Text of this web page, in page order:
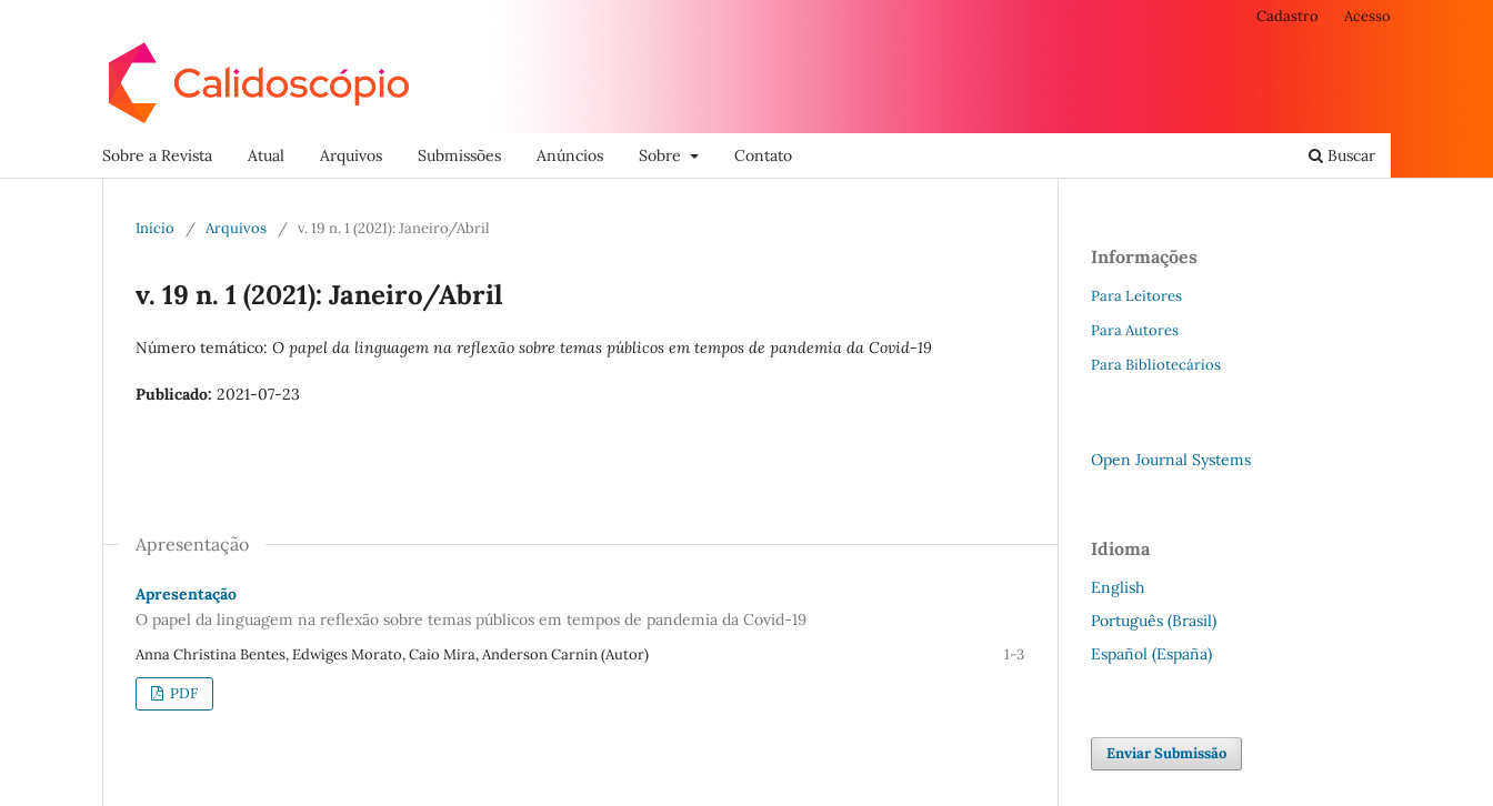
Sobre a Revista Atual Arquivos Submissões Anúncios Sobre Contato Buscar
Cadastro Acesso
Início / Arquivos / v. 19 n. 1 (2021): Janeiro/Abril
v. 19 n. 1 (2021): Janeiro/Abril
Número temático: O papel da linguagem na reflexão sobre temas públicos em tempos de pandemia da Covid-19
Publicado: 2021-07-23
Apresentação
Apresentação
O papel da linguagem na reflexão sobre temas públicos em tempos de pandemia da Covid-19
Anna Christina Bentes, Edwiges Morato, Caio Mira, Anderson Carnin (Autor) 1-3
PDF
Informações
Para Leitores
Para Autores
Para Bibliotecários
Open Journal Systems
Idioma
English
Português (Brasil)
Español (España)
Enviar Submissão